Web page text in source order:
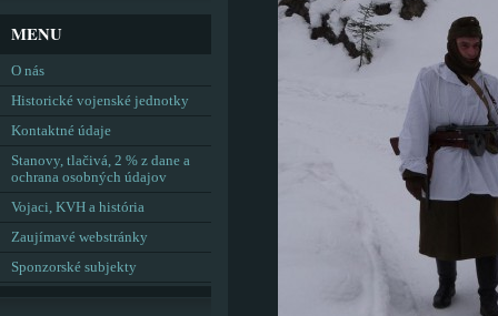
MENU
O nás
Historické vojenské jednotky
Kontaktné údaje
Stanovy, tlačivá, 2 % z dane a
ochrana osobných údajov
Vojaci, KVH a história
Zaujímavé webstránky
Sponzorské subjekty